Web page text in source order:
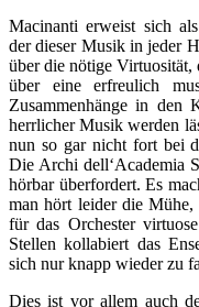
Macinanti erweist sich
der dieser Musik in jeder
über die nötige Virtuosität,
über eine erfreulich
Zusammenhänge in den
herrlicher Musik werden
nun so gar nicht fort bei
Die Archi dell‘Academia
hörbar überfordert. Es
man hört leider die
für das Orchester
Stellen kollabiert das
sich nur knapp wieder zu
Dies ist vor allem auch